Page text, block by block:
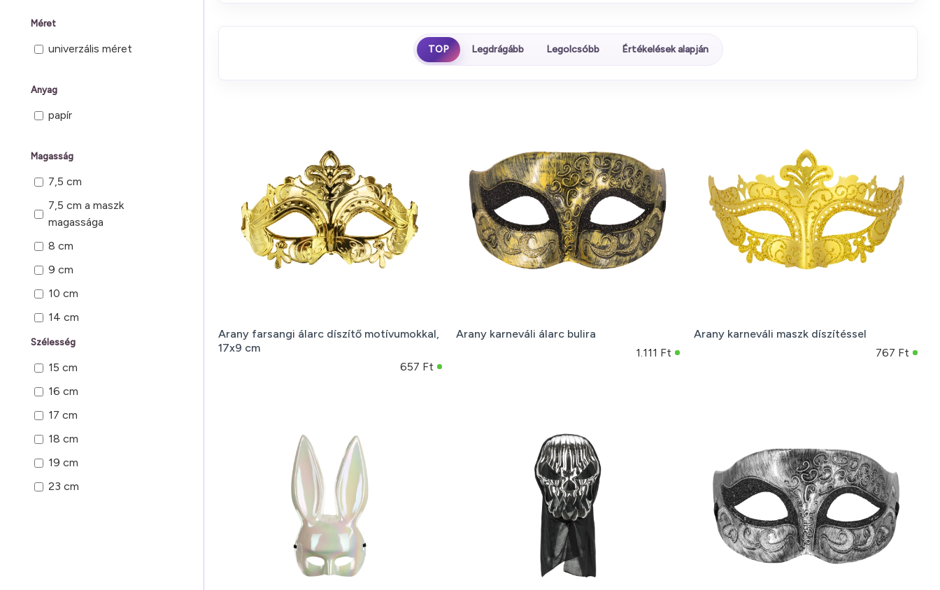
Magasság
7,5 cm
7,5 cm a maszk
magassága
8 cm
9 cm
10 cm
14 cm
17 cm
Szélesség
15 cm
16 cm
17 cm
18 cm
19 cm
23 cm
Anyag
papír
Méret
univerzális méret TOP Legdrágább Legolcsóbb Értékelések alapján
Arany farsangi álarc díszítő motívumokkal,
17x9 cm
657 Ft
Arany karneváli álarc bulira
1.111 Ft
Arany karneváli maszk díszítéssel
767 Ft